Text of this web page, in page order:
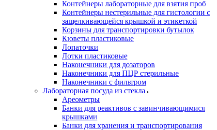
Контейнеры лабораторные для взятия проб
Контейнеры нестерильные для гистологии с
защелкивающейся крышкой и этикеткой
Корзины для транспортировки бутылок
Кюветы пластиковые
Лопаточки
Лотки пластиковые
Наконечники для дозаторов
Наконечники для ПЦР стерильные
Наконечники с фильтром
Лабораторная посуда из стекла
Ареометры
Банки для реактивов с завинчивающимися
крышками
Банки для хранения и транспортирования